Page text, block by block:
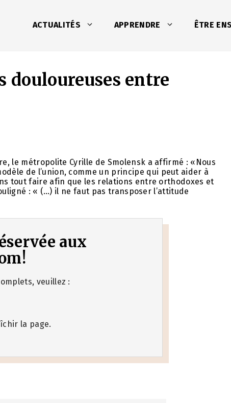
ACTUALITÉS APPRENDRE ÊTRE
entre
le métropolite Cyrille de Smolensk a affirmé : «Nous
de l’union, comme un principe qui peut aider à
tout faire afin que les relations entre orthodoxes et
: « (…) il ne faut pas transposer l’attitude
aux
veuillez :
la page.